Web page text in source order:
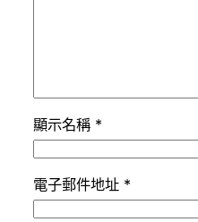
顯示名稱 *
電子郵件地址 *